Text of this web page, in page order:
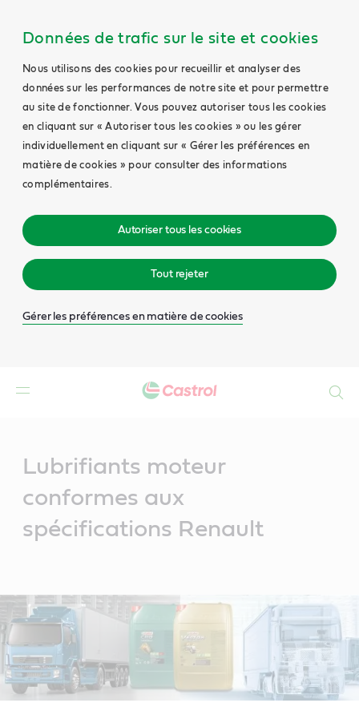
Données de trafic sur le site et cookies
Nous utilisons des cookies pour recueillir et analyser des
données sur les performances de notre site et pour permettre
au site de fonctionner. Vous pouvez autoriser tous les cookies
en cliquant sur « Autoriser tous les cookies » ou les gérer
individuellement en cliquant sur « Gérer les préférences en
matière de cookies » pour consulter des informations
complémentaires.
Autoriser tous les cookies
Tout rejeter
Gérer les préférences en matière de cookies
Lubrifiants moteur
conformes aux
spécifications Renault